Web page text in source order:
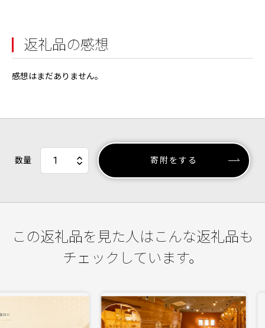
返礼品の感想
感想はまだありません。
数量 寄附をする
この返礼品を見た人はこんな返礼品も
チェックしています。